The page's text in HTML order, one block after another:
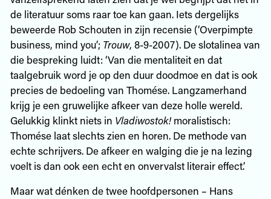
de literatuur soms raar toe kan gaan. Iets dergelijks
beweerde Rob Schouten in zijn recensie (‘Overpimpte
business, mind you’; Trouw, 8-9-2007). De slotalinea van
die bespreking luidt: ‘Van die mentaliteit en dat
taalgebruik word je op den duur doodmoe en dat is ook
precies de bedoeling van Thomése. Langzamerhand
krijg je een gruwelijke afkeer van deze holle wereld.
Gelukkig klinkt niets in Vladiwostok!moralistisch:
Thomése laat slechts zien en horen. De methode van
echte schrijvers. De afkeer en walging die je na lezing
voelt is dan ook een echt en onvervalst literair effect.’
Maar wat dénken de twee hoofdpersonen – Hans